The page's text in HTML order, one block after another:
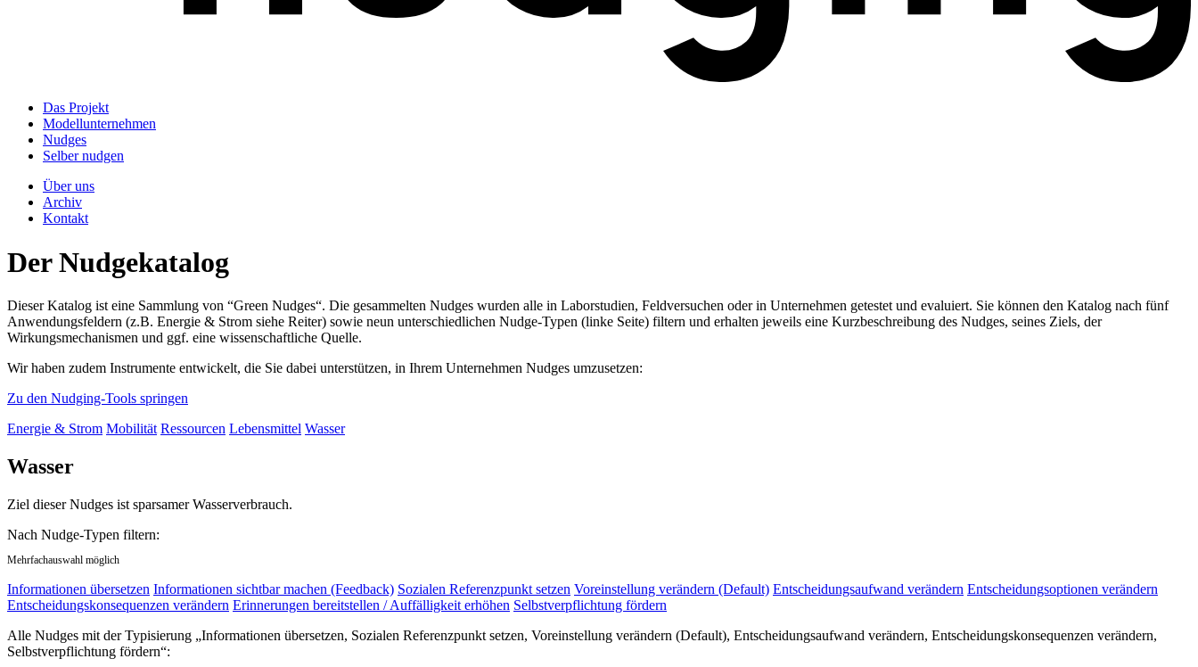
Das Projekt
Modellunternehmen
Nudges
Selber nudgen
Über uns
Archiv
Kontakt
Der Nudgekatalog
Dieser Katalog ist eine Sammlung von “Green Nudges“. Die gesammelten Nudges wurden alle in Laborstudien, Feldversuchen oder in Unternehmen getestet und evaluiert. Sie können den Katalog nach fünf
Anwendungsfeldern (z.B. Energie & Strom siehe Reiter) sowie neun unterschiedlichen Nudge-Typen (linke Seite) filtern und erhalten jeweils eine Kurzbeschreibung des Nudges, seines Ziels, der
Wirkungsmechanismen und ggf. eine wissenschaftliche Quelle.
Wir haben zudem Instrumente entwickelt, die Sie dabei unterstützen, in Ihrem Unternehmen Nudges umzusetzen:
Zu den Nudging-Tools springen
Energie & Strom Mobilität Ressourcen Lebensmittel Wasser
Wasser
Ziel dieser Nudges ist sparsamer Wasserverbrauch.
Nach Nudge-Typen filtern:
Mehrfachauswahl möglich
Informationen übersetzen Informationen sichtbar machen (Feedback) Sozialen Referenzpunkt setzen Voreinstellung verändern (Default) Entscheidungsaufwand verändern Entscheidungsoptionen verändern
Entscheidungskonsequenzen verändern Erinnerungen bereitstellen / Auffälligkeit erhöhen Selbstverpflichtung fördern
Alle Nudges mit der Typisierung „Informationen übersetzen, Sozialen Referenzpunkt setzen, Voreinstellung verändern (Default), Entscheidungsaufwand verändern, Entscheidungskonsequenzen verändern,
Selbstverpflichtung fördern“: